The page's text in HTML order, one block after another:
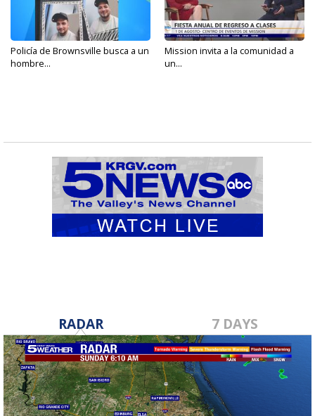
Policía de Brownsville busca a un
hombre...
Mission invita a la comunidad a
un...
RADAR 7 DAYS